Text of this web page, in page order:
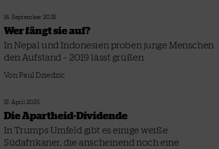
16. September 2025
Wer fängt sie auf?
In Nepal und Indonesien proben junge Menschen
den Aufstand – 2019 lässt grüßen
Von Paul Dziedzic
15. April 2025
Die Apartheid-Dividende
In Trumps Umfeld gibt es einige weiße
Südafrikaner, die anscheinend noch eine